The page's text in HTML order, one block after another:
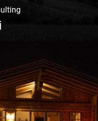
Medien | Fotografie &
Weine